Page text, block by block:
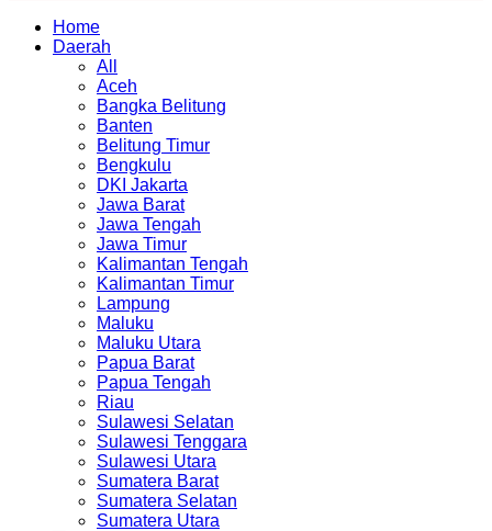
Home
Daerah
All
Aceh
Bangka Belitung
Banten
Belitung Timur
Bengkulu
DKI Jakarta
Jawa Barat
Jawa Tengah
Jawa Timur
Kalimantan Tengah
Kalimantan Timur
Lampung
Maluku
Maluku Utara
Papua Barat
Papua Tengah
Riau
Sulawesi Selatan
Sulawesi Tenggara
Sulawesi Utara
Sumatera Barat
Sumatera Selatan
Sumatera Utara